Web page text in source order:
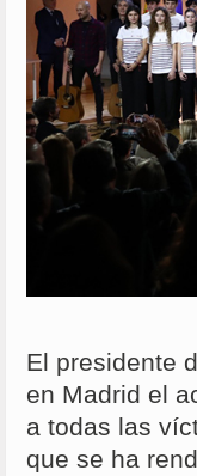
El presidente
en Madrid el
a todas las
que se ha